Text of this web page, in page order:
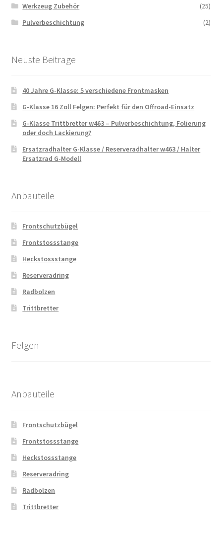
Werkzeug Zubehör
(25)
Pulverbeschichtung
(2)
Neuste Beitrage
40 Jahre G-Klasse: 5 verschiedene Frontmasken
G-Klasse 16 Zoll Felgen: Perfekt für den Offroad-Einsatz
G-Klasse Trittbretter w463 – Pulverbeschichtung, Folierung
oder doch Lackierung?
Ersatzradhalter G-Klasse / Reserveradhalter w463 / Halter
Ersatzrad G-Modell
Anbauteile
Frontschutzbügel
Frontstossstange
Heckstossstange
Reserveradring
Radbolzen
Trittbretter
Felgen
Anbauteile
Frontschutzbügel
Frontstossstange
Heckstossstange
Reserveradring
Radbolzen
Trittbretter